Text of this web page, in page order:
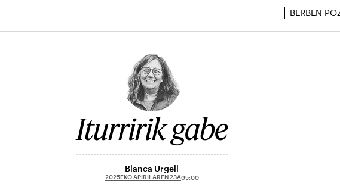
BERBEN
Iturririk gabe
Blanca Urgell
2025EKO APIRILAREN 23A05:00